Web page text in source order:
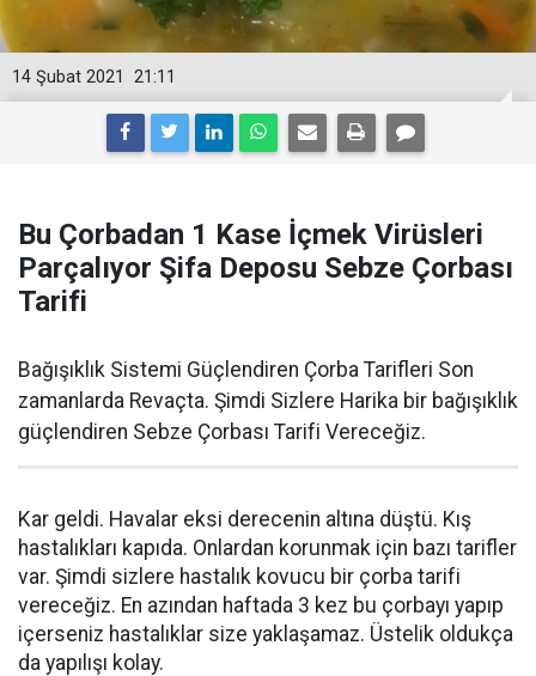
21:11
14 Şubat 2021
Bu Çorbadan 1 Kase İçmek Virüsleri
Parçalıyor Şifa Deposu Sebze Çorbası
Tarifi
Bağışıklık Sistemi Güçlendiren Çorba Tarifleri Son
zamanlarda Revaçta. Şimdi Sizlere Harika bir bağışıklık
güçlendiren Sebze Çorbası Tarifi Vereceğiz.
Kar geldi. Havalar eksi derecenin altına düştü. Kış
hastalıkları kapıda. Onlardan korunmak için bazı tarifler
var. Şimdi sizlere hastalık kovucu bir çorba tarifi
vereceğiz. En azından haftada 3 kez bu çorbayı yapıp
içerseniz hastalıklar size yaklaşamaz. Üstelik oldukça
da yapılışı kolay.